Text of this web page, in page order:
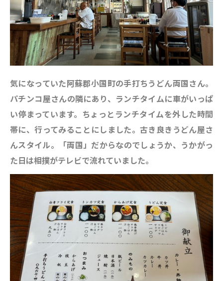
気になっていた阿蘇郡小国町の手打ちうどん両国さん。
パチンコ屋さんの隣にあり、 ランチタイムに車がいっぱ
い停まっています。ちょっとランチタイムを外した時間
帯に、行ってみることにしました。古き良きうどん屋さ
んスタイル。「両国」だからなのでしょうか、うかがっ
た日は相撲がテレビで流れていました。